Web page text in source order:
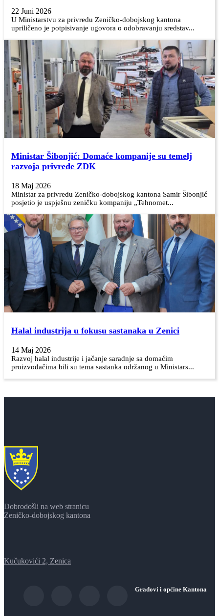
22 Juni 2026
U Ministarstvu za privredu Zeničko-dobojskog kantona
upriličeno je potpisivanje ugovora o odobravanju sredstav...
Ministar Šibonjić: Domaće kompanije su temelj
razvoja privrede ZDK
18 Maj 2026
Ministar za privredu Zeničko-dobojskog kantona Samir Šibonjić
posjetio je uspješnu zeničku kompaniju „Tehnomet...
Halal industrija u fokusu sastanaka u Zenici
14 Maj 2026
Razvoj halal industrije i jačanje saradnje sa domaćim
proizvođačima bili su tema sastanka održanog u Ministars...
Dobrodošli na web stranicu
Zeničko-dobojskog kantona
Kučukovići 2, Zenica
Gradovi i općine Kantona